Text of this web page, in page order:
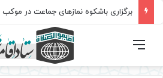
برگزاری باشکوه نمازهای جماعت در
فهرست